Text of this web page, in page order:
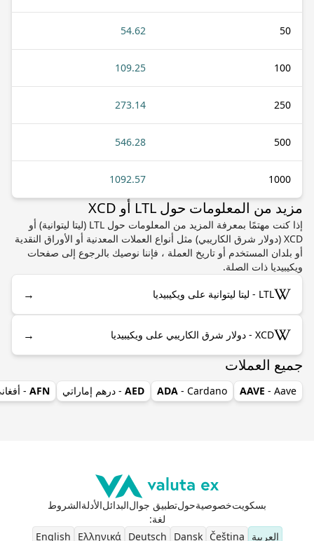
50
54.62
100
109.25
250
273.14
500
546.28
1000
1092.57
مزيد من المعلومات حول LTL أو XCD
إذا كنت مهتمًا بمعرفة المزيد من المعلومات حول LTL (ليتا ليتوانية) أو
XCD (دولار شرق الكاريبي) مثل أنواع العملات المعدنية أو الأوراق النقدية
أو بلدان المستخدم أو تاريخ العملة ، فإننا نوصيك بالرجوع إلى صفحات
ويكيبيديا ذات الصلة.
LTL - ليتا ليتوانية على ويكيبيديا →
XCD - دولار شرق الكاريبي على ويكيبيديا →
جميع العملات
AAVE - Aave
ADA - Cardano
AED - درهم إماراتي AFN
-
بسكويتخصوصيةحولتطبيق جوالالبدائلالأدلةالشروط
لغة:
العربية
Čeština
Dansk
Deutsch
Ελληνικά
English